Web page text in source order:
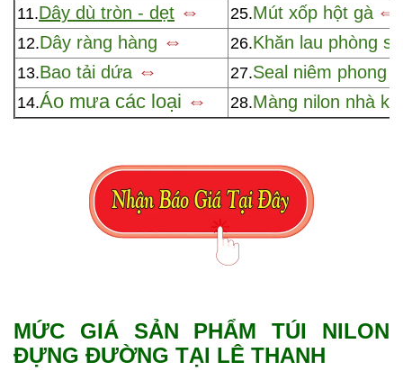
11.Dây dù tròn - dẹt ⇔ 25.Mút xốp hột gà ⇔
12.Dây ràng hàng ⇔ 26.Khăn lau phòng
13.Bao tải dứa ⇔ 27.Seal niêm phong
14.Áo mưa các loại ⇔ 28.Màng nilon nhà
MỨC GIÁ SẢN PHẨM TÚI NILON
ĐỰNG ĐƯỜNG TẠI LÊ THANH